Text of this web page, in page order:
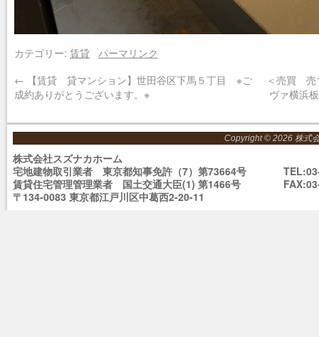
カテゴリー: 賃貸
パーマリンク
← 【賃貸 貸マンション】世田谷区下馬５丁目 ※ご
成約ありがとうございます。※
＜売買 売
ヴァ横
Copyright © 2026 株式
株式会社スズナカホーム
宅地建物取引業者 東京都知事免許（7）第73664号
賃貸住宅管理管理業者 国土交通大臣(1) 第1466号
〒134-0083 東京都江戸川区中葛西2-20-11